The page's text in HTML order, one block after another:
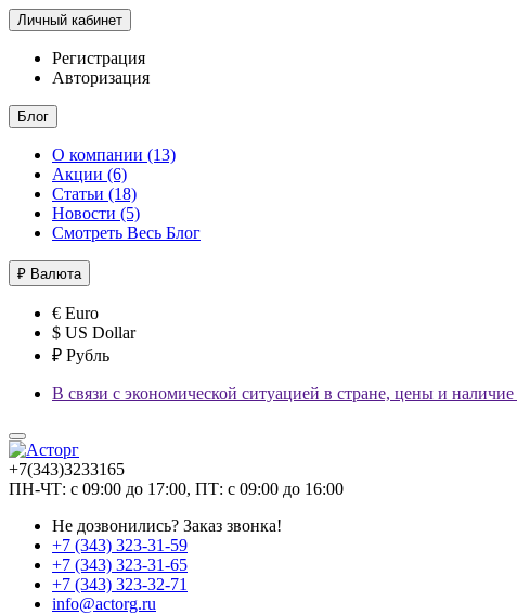
Личный кабинет
Регистрация
Авторизация
Блог
О компании (13)
Акции (6)
Статьи (18)
Новости (5)
Смотреть Весь Блог
₽ Валюта
€ Euro
$ US Dollar
₽ Рубль
В связи с экономической ситуацией в стране, цены и
+7(343)3233165
ПН-ЧТ: с 09:00 до 17:00, ПТ: с 09:00 до 16:00
Не дозвонились? Заказ звонка!
+7 (343) 323-31-59
+7 (343) 323-31-65
+7 (343) 323-32-71
info@actorg.ru